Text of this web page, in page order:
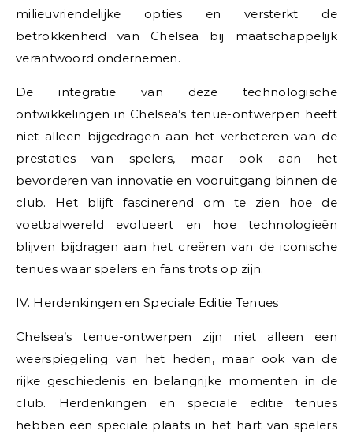
milieuvriendelijke opties en versterkt de
betrokkenheid van Chelsea bij maatschappelijk
verantwoord ondernemen.
De integratie van deze technologische
ontwikkelingen in Chelsea’s tenue-ontwerpen heeft
niet alleen bijgedragen aan het verbeteren van de
prestaties van spelers, maar ook aan het
bevorderen van innovatie en vooruitgang binnen de
club. Het blijft fascinerend om te zien hoe de
voetbalwereld evolueert en hoe technologieën
blijven bijdragen aan het creëren van de iconische
tenues waar spelers en fans trots op zijn.
IV. Herdenkingen en Speciale Editie Tenues
Chelsea’s tenue-ontwerpen zijn niet alleen een
weerspiegeling van het heden, maar ook van de
rijke geschiedenis en belangrijke momenten in de
club. Herdenkingen en speciale editie tenues
hebben een speciale plaats in het hart van spelers